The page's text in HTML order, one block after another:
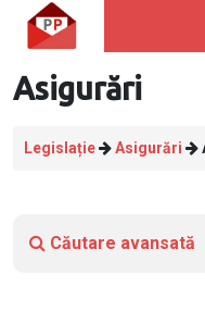
Asigurări
Legislație Asigurări
Căutare avansată